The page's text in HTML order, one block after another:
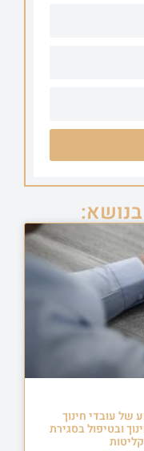
של עובדי חינוך
ובטיפול בסגירת